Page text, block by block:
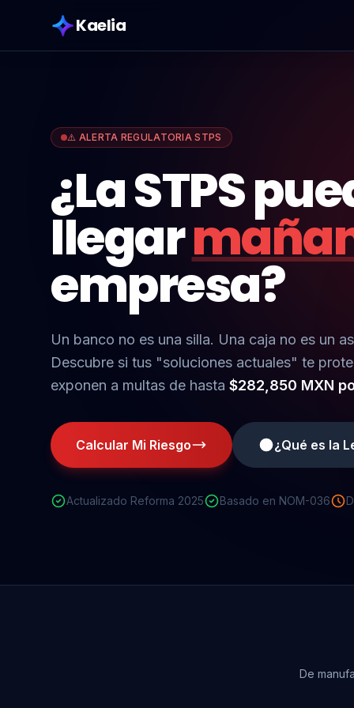
Kaelia
⚠️ ALERTA REGULATORIA STPS
¿La STPS
llegar
empresa?
Un banco no es una silla. Una caja no es un
Descubre si tus "soluciones actuales" te
exponen a multas de hasta $282,850 MXN
Calcular Mi Riesgo ¿Qué es la
Actualizado Reforma 2025 Basado en NOM-036
De